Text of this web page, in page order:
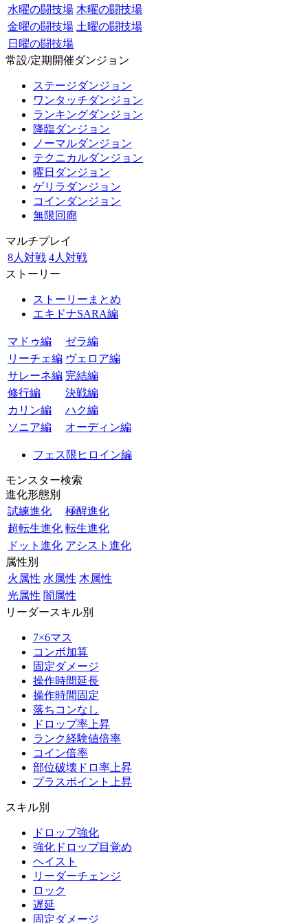
水曜の闘技場 木曜の闘技場
金曜の闘技場 土曜の闘技場
日曜の闘技場
常設/定期開催ダンジョン
ステージダンジョン
ワンタッチダンジョン
ランキングダンジョン
降臨ダンジョン
ノーマルダンジョン
テクニカルダンジョン
曜日ダンジョン
ゲリラダンジョン
コインダンジョン
無限回廊
マルチプレイ
8人対戦 4人対戦
ストーリー
ストーリーまとめ
エキドナSARA編
マドゥ編
ゼラ編
リーチェ編 ヴェロア編
サレーネ編 完結編
修行編
決戦編
カリン編
ハク編
ソニア編
オーディン編
フェス限ヒロイン編
モンスター検索
進化形態別
試練進化
極醒進化
超転生進化 転生進化
ドット進化 アシスト進化
属性別
火属性 水属性 木属性
光属性 闇属性
リーダースキル別
7×6マス
コンボ加算
固定ダメージ
操作時間延長
操作時間固定
落ちコンなし
ドロップ率上昇
ランク経験値倍率
コイン倍率
部位破壊ドロ率上昇
プラスポイント上昇
スキル別
ドロップ強化
強化ドロップ目覚め
ヘイスト
リーダーチェンジ
ロック
遅延
固定ダメージ